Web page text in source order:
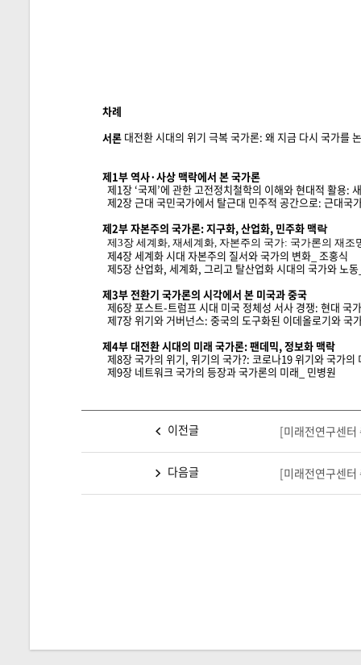
차례
서론 대전환 시대의 위기 극복 국가론: 왜 지금 다시 국가를
제1부 역사·사상 맥락에서 본 국가론
제1장 ‘국제’에 관한 고전정치철학의 이해와 현대적 활용:
제2장 근대 국민국가에서 탈근대 민주적 공간으로: 근대국
제2부 자본주의 국가론: 지구화, 산업화, 민주화 맥락
제3장 세계화, 재세계화, 자본주의 국가: 국가론의 재조
제4장 세계화 시대 자본주의 질서와 국가의 변화_ 조홍식
제5장 산업화, 세계화, 그리고 탈산업화 시대의 국가와 노
제3부 전환기 국가론의 시각에서 본 미국과 중국
제6장 포스트-트럼프 시대 미국 정체성 서사 경쟁: 현대 국
제7장 위기와 거버넌스: 중국의 도구화된 이데올로기와 국
제4부 대전환 시대의 미래 국가론: 팬데믹, 정보화 맥락
제8장 국가의 위기, 위기의 국가?: 코로나19 위기와 국가의
제9장 네트워크 국가의 등장과 국가론의 미래_ 민병원
이전글 [미래전연구센터
다음글 [미래전연구센터